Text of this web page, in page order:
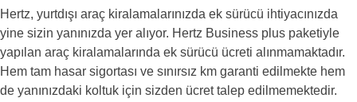
Hertz, yurtdışı araç kiralamalarınızda ek sürücü ihtiyacınızda
yine sizin yanınızda yer alıyor. Hertz Business plus paketiyle
yapılan araç kiralamalarında ek sürücü ücreti alınmamaktadır.
Hem tam hasar sigortası ve sınırsız km garanti edilmekte hem
de yanınızdaki koltuk için sizden ücret talep edilmemektedir.